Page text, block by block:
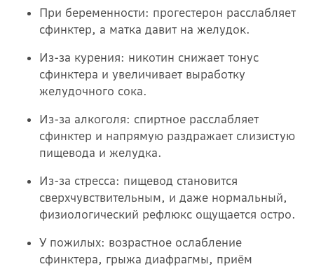
При беременности: прогестерон расслабляет
сфинктер, а матка давит на желудок.
Из-за курения: никотин снижает тонус
сфинктера и увеличивает выработку
желудочного сока.
Из-за алкоголя: спиртное расслабляет
сфинктер и напрямую раздражает слизистую
пищевода и желудка.
Из-за стресса: пищевод становится
сверхчувствительным, и даже нормальный,
физиологический рефлюкс ощущается остро.
У пожилых: возрастное ослабление
сфинктера, грыжа диафрагмы, приём